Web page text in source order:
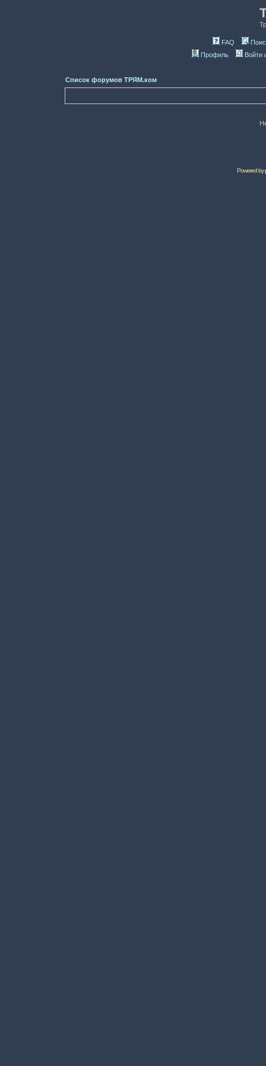
FAQ
Профиль
Войти
Список форумов ТРЯМ.ком
Powered by